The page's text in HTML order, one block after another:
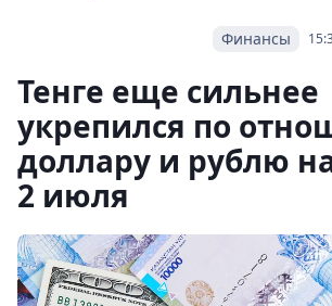
Финансы
Тенге еще сильнее
укрепился по
доллару и рублю
2 июля